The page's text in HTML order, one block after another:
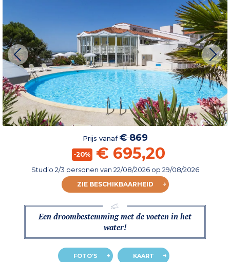
Prijs vanaf€ 869
-20% € 695,20
Studio 2/3 personen van 22/08/2026op 29/08/2026
ZIE BESCHIKBAARHEID
Een droombestemming met de voeten in het
water!
FOTO'S KAART